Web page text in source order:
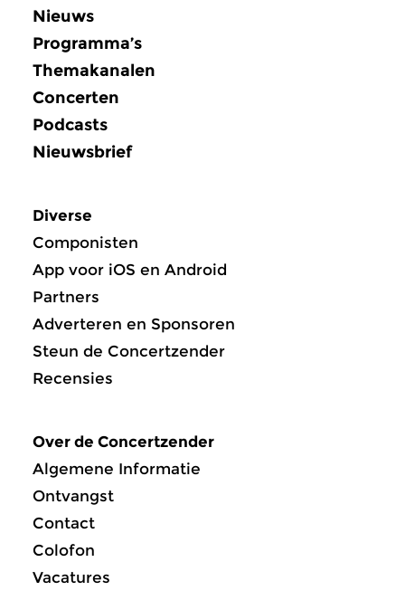
Nieuws
Programma’s
Themakanalen
Concerten
Podcasts
Nieuwsbrief
Diverse
Componisten
App voor iOS en Android
Partners
Adverteren en Sponsoren
Steun de Concertzender
Recensies
Over de Concertzender
Algemene Informatie
Ontvangst
Contact
Colofon
Vacatures